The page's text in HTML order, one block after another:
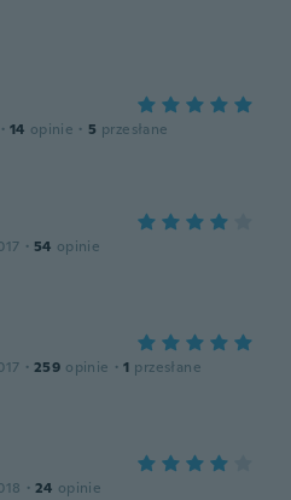
· 14 opinie · 5 przesłane
· 54 opinie
· 259 opinie · 1 przesłane
· 24 opinie